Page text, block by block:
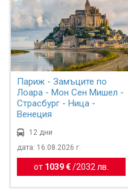
Париж - Замъците по
Лоара - Мон Сен Мишел -
Страсбург - Ница -
Венеция
12 дни
дата: 16.08.2026 г.
от 1039 € /2032 лв.